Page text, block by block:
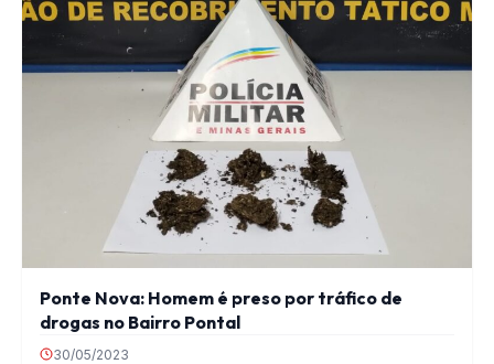
Ponte Nova: Homem é preso por tráfico de
drogas no Bairro Pontal
30/05/2023